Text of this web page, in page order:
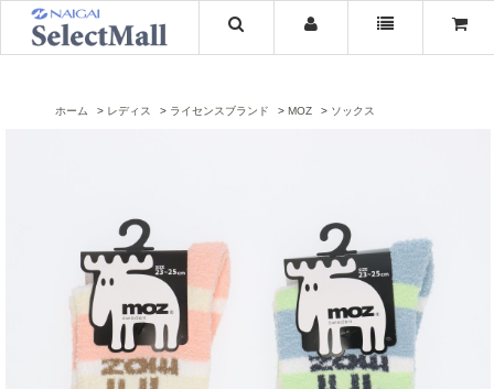
ホーム レディス ライセンスブランド MOZ ソックス